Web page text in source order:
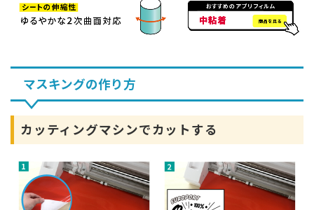
マスキングの作り方
カッティングマシンでカットする